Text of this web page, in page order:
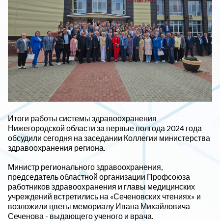
Итоги работы системы здравоохранения
Нижегородской области за первые полгода 2024 года
обсудили сегодня на заседании Коллегии министерства
здравоохранения региона.
Министр регионального здравоохранения,
председатель областной организации Профсоюза
работников здравоохранения и главы медицинских
учреждений встретились на «Сеченовских чтениях» и
возложили цветы мемориалу Ивана Михайловича
Сеченова - выдающего ученого и врача.